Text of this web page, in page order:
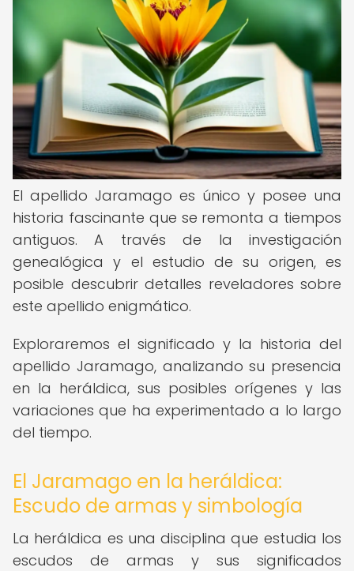
El apellido Jaramago es único y posee una
historia fascinante que se remonta a tiempos
antiguos. A través de la investigación
genealógica y el estudio de su origen, es
posible descubrir detalles reveladores sobre
este apellido enigmático.
Exploraremos el significado y la historia del
apellido Jaramago, analizando su presencia
en la heráldica, sus posibles orígenes y las
variaciones que ha experimentado a lo largo
del tiempo.
El Jaramago en la heráldica:
Escudo de armas y simbología
La heráldica es una disciplina que estudia los
escudos de armas y sus significados